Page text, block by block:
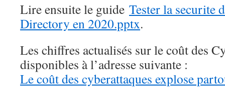
Lire ensuite le guide Tester la securite
Directory en 2020.pptx.
Les chiffres actualisés sur le coût des
disponibles à l’adresse suivante :
Le coût des cyberattaques explose